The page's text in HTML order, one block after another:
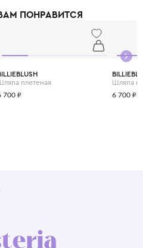
ПОНРАВИТСЯ
плетеная
700 ₽
Шляпа
6 700 ₽